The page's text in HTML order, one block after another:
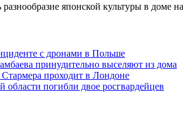
японской культуры в доме
с дронами в Польше
принудительно выселяют из дома
проходит в Лондоне
погибли двое росгвардейцев